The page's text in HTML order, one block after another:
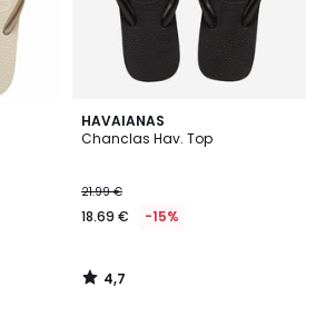
HAVAIANAS
Chanclas Hav. Top
21.99 €
18.69 € -15%
4,7
/ 5
4,7
/